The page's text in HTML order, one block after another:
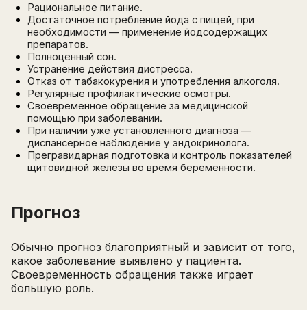
Рациональное питание.
Достаточное потребление йода с пищей, при
необходимости — применение йодсодержащих
препаратов.
Полноценный сон.
Устранение действия дистресса.
Отказ от табакокурения и употребления алкоголя.
Регулярные профилактические осмотры.
Своевременное обращение за медицинской
помощью при заболевании.
При наличии уже установленного диагноза —
диспансерное наблюдение у эндокринолога.
Прегравидарная подготовка и контроль показателей
щитовидной железы во время беременности.
Прогноз
Обычно прогноз благоприятный и зависит от того,
какое заболевание выявлено у пациента.
Своевременность обращения также играет
большую роль.